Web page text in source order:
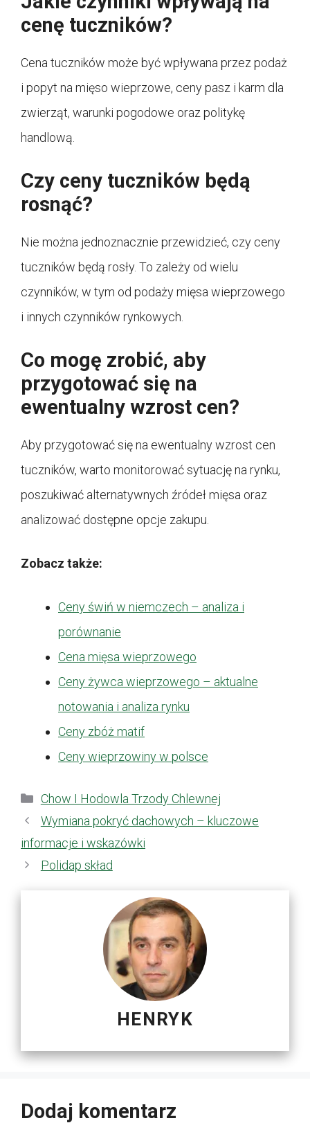
cenę tuczników?
Cena tuczników może być wpływana przez podaż
i popyt na mięso wieprzowe, ceny pasz i karm dla
zwierząt, warunki pogodowe oraz politykę
handlową.
Czy ceny tuczników będą
rosnąć?
Nie można jednoznacznie przewidzieć, czy ceny
tuczników będą rosły. To zależy od wielu
czynników, w tym od podaży mięsa wieprzowego
i innych czynników rynkowych.
Co mogę zrobić, aby
przygotować się na
ewentualny wzrost cen?
Aby przygotować się na ewentualny wzrost cen
tuczników, warto monitorować sytuację na rynku,
poszukiwać alternatywnych źródeł mięsa oraz
analizować dostępne opcje zakupu.
Zobacz także:
Ceny świń w niemczech – analiza i
porównanie
Cena mięsa wieprzowego
Ceny żywca wieprzowego – aktualne
notowania i analiza rynku
Ceny zbóż matif
Ceny wieprzowiny w polsce
Kategorie
Chow I Hodowla Trzody Chlewnej
Wymiana pokryć dachowych – kluczowe
informacje i wskazówki
Polidap skład
HENRYK
Dodaj komentarz